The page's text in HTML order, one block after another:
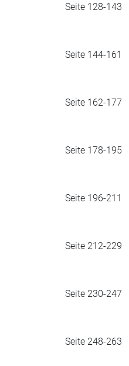
Seite 128-143
Seite 144-161
Seite 162-177
Seite 178-195
Seite 196-211
Seite 212-229
Seite 230-247
Seite 248-263